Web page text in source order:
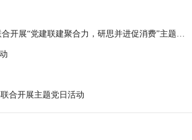
省发展改革委就业收入分配和消费处与省经济信息中心产业经济部党支部联合开展“党建联建聚合力，研思并进促消费”主题党日活动
合开展主题党日活动